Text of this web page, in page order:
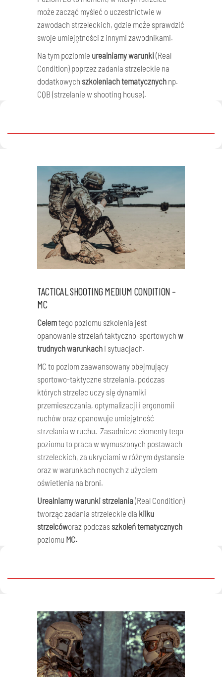
może zacząć myśleć o uczestnictwie w
zawodach strzeleckich, gdzie może sprawdzić
swoje umiejętności z innymi zawodnikami.
Na tym poziomie urealniamy warunki(Real
Condition) poprzez zadania strzeleckie na
dodatkowych szkoleniach tematycznych np.
CQB (strzelanie w shooting house).
TACTICAL SHOOTING MEDIUM CONDITION –
MC
Celemtego poziomu szkolenia jest
opanowanie strzelań taktyczno-sportowych w
trudnych warunkach i sytuacjach.
MC to poziom zaawansowany obejmujący
sportowo-taktyczne strzelania, podczas
których strzelec uczy się dynamiki
przemieszczania, optymalizacji i ergonomii
ruchów oraz opanowuje umiejętność
strzelania w ruchu. Zasadnicze elementy tego
poziomu to praca w wymuszonych postawach
strzeleckich, za ukryciami w różnym dystansie
oraz w warunkach nocnych z użyciem
oświetlenia na broni.
Urealniamy warunki strzelania(Real Condition)
tworząc zadania strzeleckie dla kilku
strzelcóworaz podczas szkoleń tematycznych
poziomu MC.